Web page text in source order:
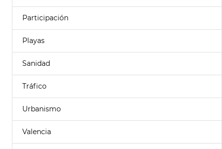
Participación
Playas
Sanidad
Tráfico
Urbanismo
Valencia